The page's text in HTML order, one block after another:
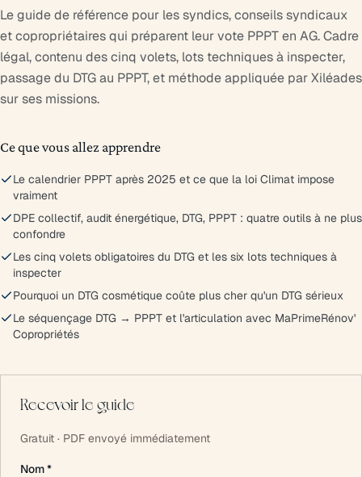
Le guide de référence pour les syndics, conseils syndicaux
et copropriétaires qui préparent leur vote PPPT en AG. Cadre
légal, contenu des cinq volets, lots techniques à inspecter,
passage du DTG au PPPT, et méthode appliquée par Xiléades
sur ses missions.
Ce que vous allez apprendre
Le calendrier PPPT après 2025 et ce que la loi Climat impose
vraiment
DPE collectif, audit énergétique, DTG, PPPT : quatre outils à ne plus
confondre
Les cinq volets obligatoires du DTG et les six lots techniques à
inspecter
Pourquoi un DTG cosmétique coûte plus cher qu'un DTG sérieux
Le séquençage DTG → PPPT et l'articulation avec MaPrimeRénov'
Copropriétés
Recevoir le guide
Gratuit · PDF envoyé immédiatement
Nom *